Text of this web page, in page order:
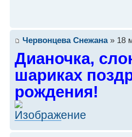
Червонцева Снежана» 18
Дианочка,
шариках
рождения!